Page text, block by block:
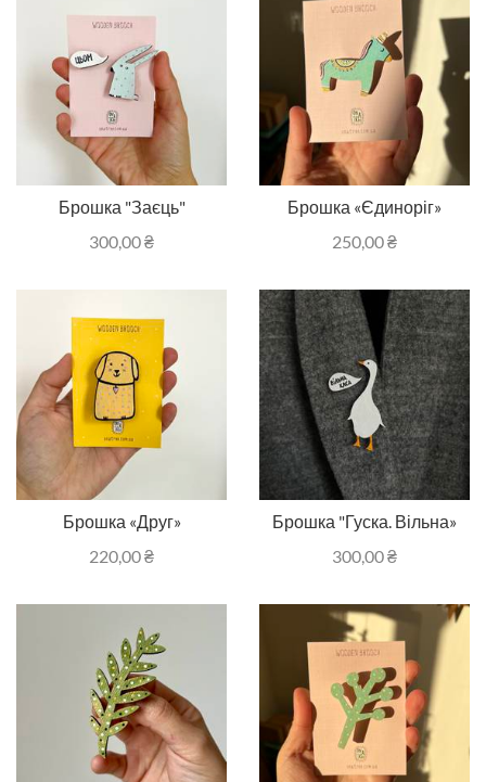
Брошка "Заєць"
300,00₴
Брошка «Єдиноріг»
250,00₴
Брошка «Друг»
220,00₴
Брошка "Гуска. Вільна»
300,00₴